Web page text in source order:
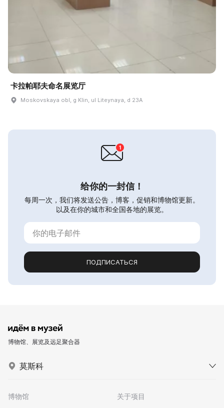
卡拉帕耶夫命名展览厅
Moskovskaya obl, g Klin, ul Liteynaya, d 23A
给你的一封信！
每周一次，我们将发送公告，博客，促销和博物馆更新。
以及在你的城市和全国各地的展览。
ПОДПИСАТЬСЯ
博物馆、展览及远足聚合器
莫斯科
博物馆
关于项目